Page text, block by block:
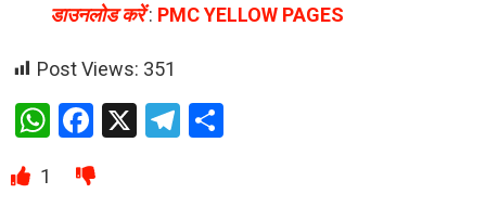
डाउनलोड करें : PMC YELLOW PAGES
Post Views: 351
W
at
F
ce
X
T
1